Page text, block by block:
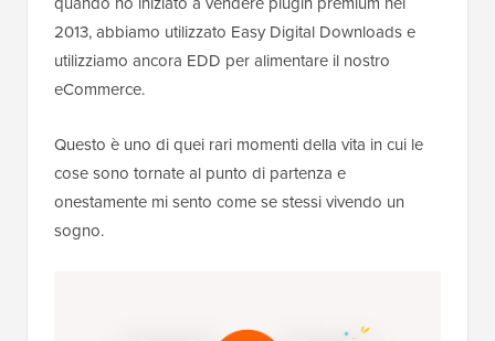
2013, abbiamo utilizzato Easy Digital Downloads e
utilizziamo ancora EDD per alimentare il nostro
eCommerce.
Questo è uno di quei rari momenti della vita in cui le
cose sono tornate al punto di partenza e
onestamente mi sento come se stessi vivendo un
sogno.